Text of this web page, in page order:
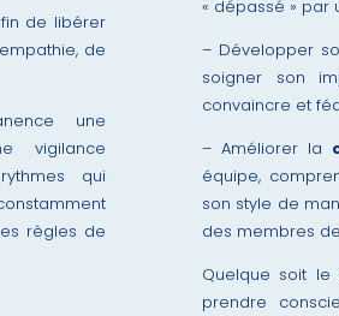
de libérer
de
une
vigilance
qui
règles de
« dépassé » par
– Développer
soigner son
convaincre et
– Améliorer la
équipe,
son style de
des membres
Quelque soit
prendre